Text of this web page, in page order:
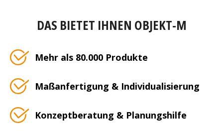
DAS BIETET IHNEN OBJEKT-M
Mehr als 80.000 Produkte
Maßanfertigung & Individualisierung
Konzeptberatung & Planungshilfe